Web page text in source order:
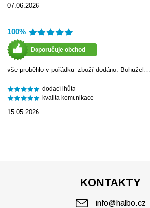
07.06.2026
100%
Doporučuje obchod
vše proběhlo v pořádku, zboží dodáno. Bohužel…
dodací lhůta
kvalita komunikace
15.05.2026
KONTAKTY
info@halbo.cz